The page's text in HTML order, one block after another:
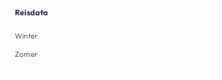
Reisdata
Winter
Zomer